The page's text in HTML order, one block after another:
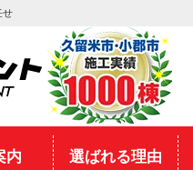
せ
内 選ばれる理由